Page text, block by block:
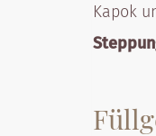
Kapok